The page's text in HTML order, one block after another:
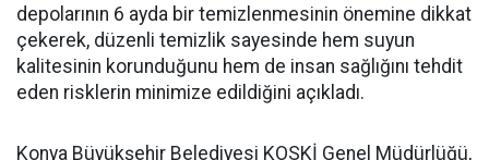
depolarının 6 ayda bir temizlenmesinin önemine dikkat
çekerek, düzenli temizlik sayesinde hem suyun
kalitesinin korunduğunu hem de insan sağlığını tehdit
eden risklerin minimize edildiğini açıkladı.
Konya Büyükşehir Belediyesi KOSKİ Genel Müdürlüğü,